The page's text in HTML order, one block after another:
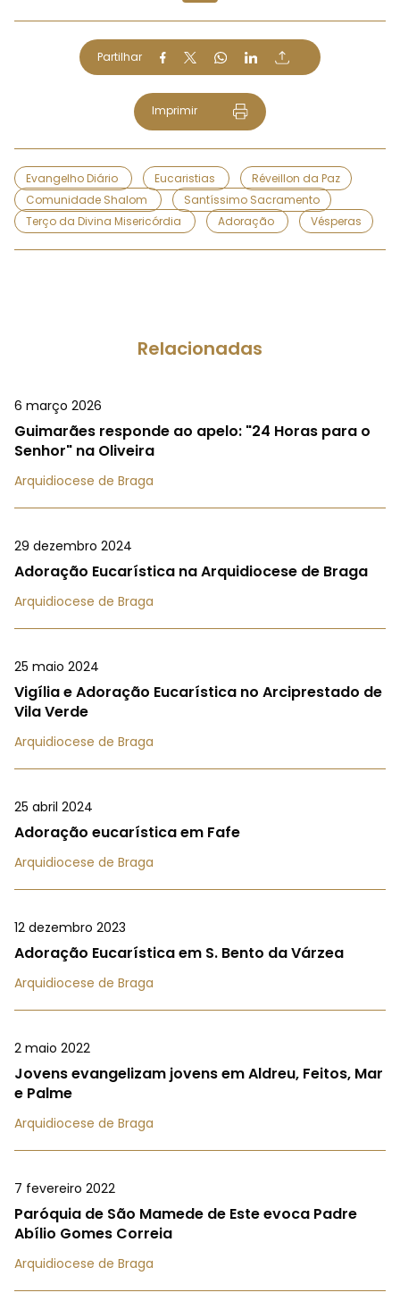
Partilhar
Imprimir
Evangelho Diário Eucaristias
Réveillon da Paz
Comunidade Shalom
Santíssimo Sacramento
Terço da Divina Misericórdia
Adoração Vésperas
Relacionadas
6 março 2026
Guimarães responde ao apelo: "24 Horas para o
Senhor" na Oliveira
Arquidiocese de Braga
29 dezembro 2024
Adoração Eucarística na Arquidiocese de Braga
Arquidiocese de Braga
25 maio 2024
Vigília e Adoração Eucarística no Arciprestado de
Vila Verde
Arquidiocese de Braga
25 abril 2024
Adoração eucarística em Fafe
Arquidiocese de Braga
12 dezembro 2023
Adoração Eucarística em S. Bento da Várzea
Arquidiocese de Braga
2 maio 2022
Jovens evangelizam jovens em Aldreu, Feitos, Mar
e Palme
Arquidiocese de Braga
7 fevereiro 2022
Paróquia de São Mamede de Este evoca Padre
Abílio Gomes Correia
Arquidiocese de Braga